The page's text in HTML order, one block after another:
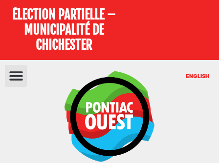
ÉLECTION PARTIELLE –
MUNICIPALITÉ DE
CHICHESTER
ENGLISH